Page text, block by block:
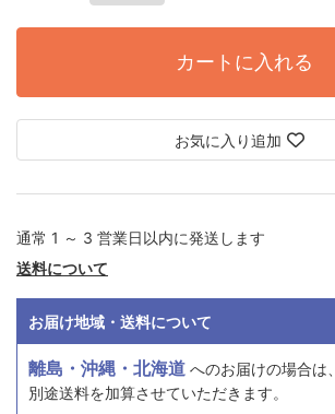
カートに入れる
お気に入り追加
通常 1 ～ 3 営業日以内に発送します
送料について
お届け地域・送料について
離島・沖縄・北海道 へのお届けの場合は、
別途送料を加算させていただきます。